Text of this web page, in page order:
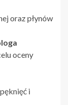
oraz płynów
oceny
i